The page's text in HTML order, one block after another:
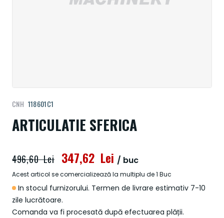
ARTICULATIE SFERICA
CNH 118601C1
In stocul furnizorului. Termen de livrare estimativ 7-10
zile lucrătoare.
Comanda va fi procesată după efectuarea plății.
347,62 Lei
496,60 Lei / buc
Acest articol se comercializează la multiplu de 1 Buc
la
începutul
galeriei
imagini